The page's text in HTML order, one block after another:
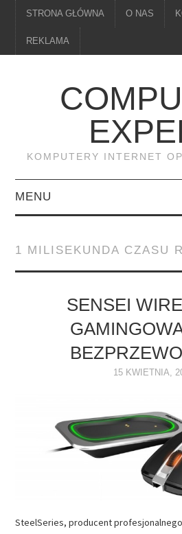
STRONA GŁÓWNA O NAS
REKLAMA
KOMPUTERY INTERNET
MENU
MONITORY
NAPĘDY
OPROGRAMOWANIE
1 MILISEKUNDA CZASU
SENSEI
15 KWIETNIA,
SteelSeries, producent